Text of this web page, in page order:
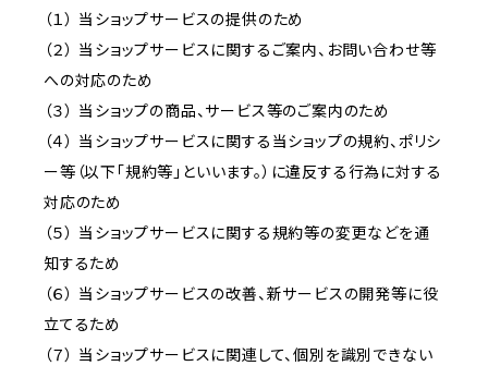
（１） 当ショップサービスの提供のため
（２） 当ショップサービスに関するご案内、お問い合わせ等
への対応のため
（３） 当ショップの商品、サービス等のご案内のため
（４） 当ショップサービスに関する当ショップの規約、ポリシ
ー等（以下「規約等」といいます。）に違反する行為に対する
対応のため
（５） 当ショップサービスに関する規約等の変更などを通
知するため
（６） 当ショップサービスの改善、新サービスの開発等に役
立てるため
（７） 当ショップサービスに関連して、個別を識別できない